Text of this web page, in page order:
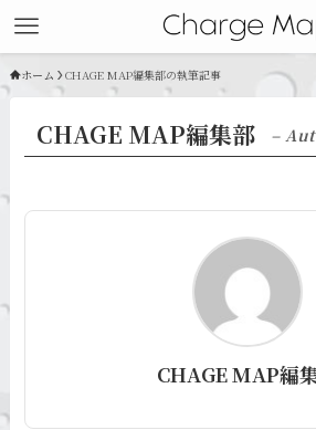
ホーム CHAGE MAP編集部の執筆記事
CHAGE MAP編集部 –
CHAGE MAP編